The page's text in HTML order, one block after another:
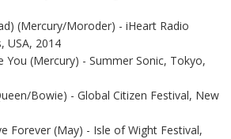
(Mercury/Moroder) - iHeart Radio
USA, 2014
You (Mercury) - Summer Sonic, Tokyo,
Bowie) - Global Citizen Festival, New
Forever (May) - Isle of Wight Festival,